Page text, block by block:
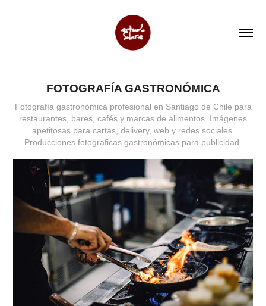
FOTOGRAFÍA GASTRONÓMICA
Fotografía gastronómica profesional en Santiago de Chile para
restaurantes, bares, cafés y marcas de alimentos. Imágenes
apetitosas para cartas, delivery, web y redes sociales.
Producciones fotograficas gastronómicas para publicidad.